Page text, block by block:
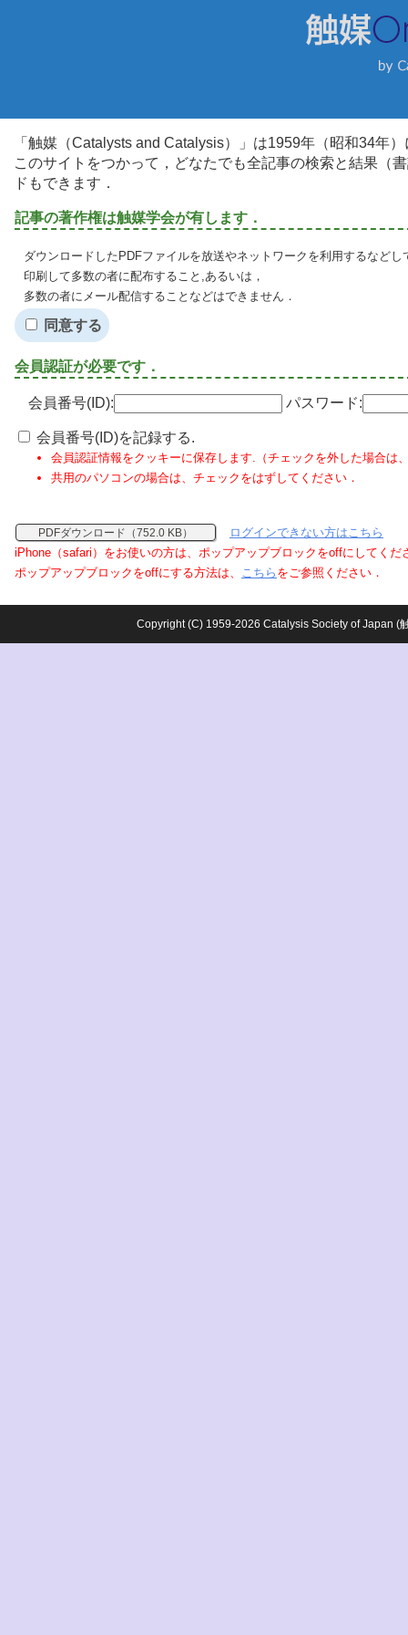
「触媒（Catalysts and Catalysis）」は1959年（昭和34年
このサイトをつかって，どなたでも全記事の検索と結果（
ドもできます．
記事の著作権は触媒学会が有します．
ダウンロードしたPDFファイルを放送やネットワークを利用するなど
印刷して多数の者に配布すること,あるいは，
多数の者にメール配信することなどはできません．
同意する
会員認証が必要です．
会員番号(ID): パスワード:
会員番号(ID)を記録する.
会員認証情報をクッキーに保存します.（チェックを外した場合は
共用のパソコンの場合は、チェックをはずしてください．
PDFダウンロード（752.0 KB）
ログインできない方はこちら
iPhone（safari）をお使いの方は、ポップアップブロックをoffにしてくだ
ポップアップブロックをoffにする方法は、 こちら をご参照ください．
Copyright (C) 1959-2026 Catalysis Society of Japan (